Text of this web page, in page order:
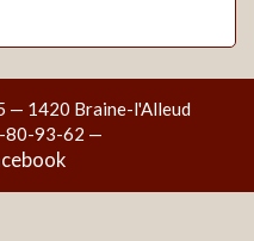
— 1420 Braine-l'Alleud
80-93-62 —